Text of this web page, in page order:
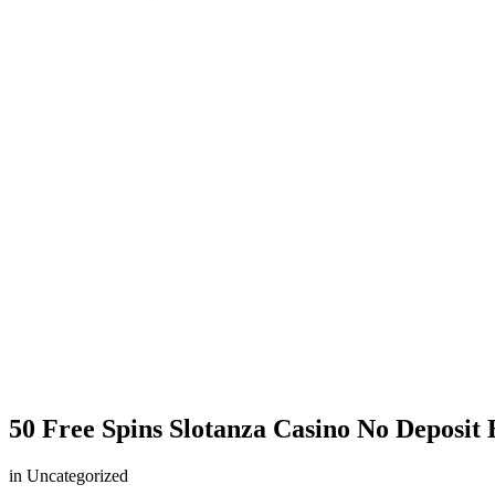
50 Free Spins Slotanza Casino No Deposit
in Uncategorized